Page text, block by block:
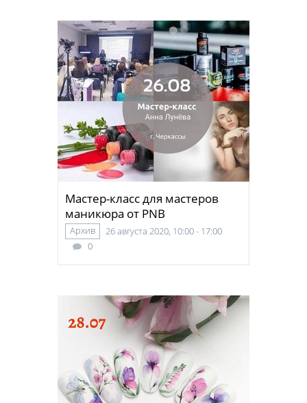
Мастер-класс для мастеров
маникюра от PNB
Архив
26 августа 2020, 10:00 - 17:00
0